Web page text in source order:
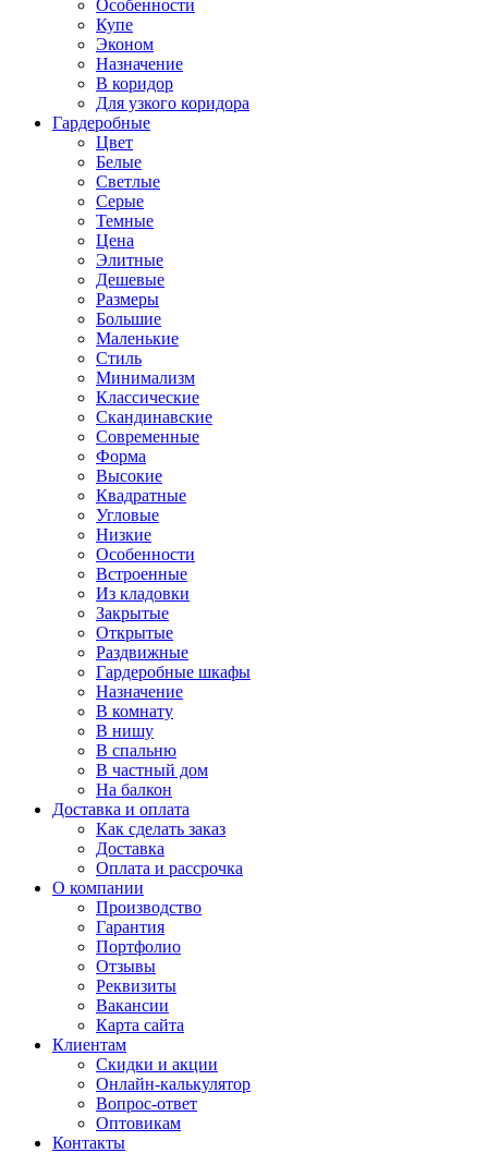
Особенности
Купе
Эконом
Назначение
В коридор
Для узкого коридора
Гардеробные
Цвет
Белые
Светлые
Серые
Темные
Цена
Элитные
Дешевые
Размеры
Большие
Маленькие
Стиль
Минимализм
Классические
Скандинавские
Современные
Форма
Высокие
Квадратные
Угловые
Низкие
Особенности
Встроенные
Из кладовки
Закрытые
Открытые
Раздвижные
Гардеробные шкафы
Назначение
В комнату
В нишу
В спальню
В частный дом
На балкон
Доставка и оплата
Как сделать заказ
Доставка
Оплата и рассрочка
О компании
Производство
Гарантия
Портфолио
Отзывы
Реквизиты
Вакансии
Карта сайта
Клиентам
Скидки и акции
Онлайн-калькулятор
Вопрос-ответ
Оптовикам
Контакты